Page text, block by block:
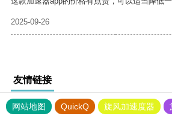
2025-09-26
友情链接
网站地图 QuickQ 旋风加速度器